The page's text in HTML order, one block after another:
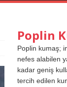
Poplin
Poplin kumaş;
nefes alabilen
kadar geniş
tercih edilen